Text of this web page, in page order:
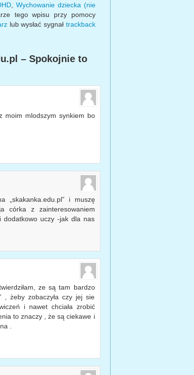
, Wychowanie dziecka (nie
tego wpisu przy pomocy
lub wysłać sygnał trackback
– Spokojnie to
moim mlodszym synkiem bo
„skakanka.edu.pl” i muszę
córka z zainteresowaniem
dodatkowo uczy -jak dla nas
ze są tam bardzo
, żeby zobaczyła czy jej sie
i nawet chciała zrobić
to znaczy , że są ciekawe i
.